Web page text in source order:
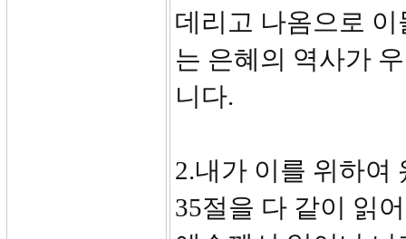
데리고 나옴으로
는 은혜의 역사가
니다.
2.내가 이를 위하여
35절을 다 같이 읽